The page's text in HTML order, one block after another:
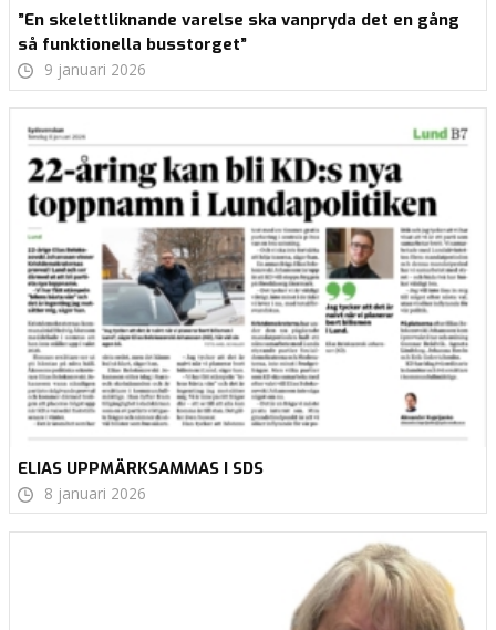
”En skelettliknande varelse ska vanpryda det en gång
så funktionella busstorget”
9 januari 2026
ELIAS UPPMÄRKSAMMAS I SDS
8 januari 2026